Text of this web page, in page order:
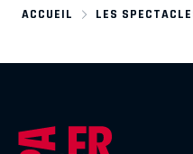
ACCUEIL LES